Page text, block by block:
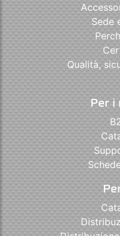
Sede
Qualità,
Per